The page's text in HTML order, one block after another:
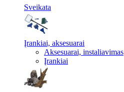
Sveikata
Įrankiai, aksesuarai
Aksesuarai, instaliavimas
Įrankiai